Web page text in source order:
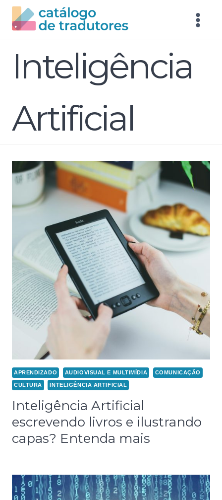
Inteligência
Artificial
APRENDIZADO AUDIOVISUAL E MULTIMÍDIA COMUNICAÇÃO
CULTURA INTELIGÊNCIA ARTIFICIAL
Inteligência Artificial
escrevendo livros e ilustrando
capas? Entenda mais